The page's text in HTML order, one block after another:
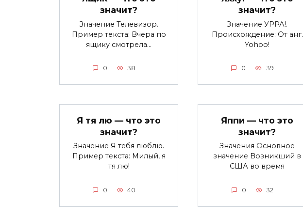
значит?
Значение Телевизор.
Пример текста: Вчера по
ящику смотрела…
0 38
значит?
Значение УРРА!.
Происхождение: От анг.
Yohoo!
0 39
Я тя лю — что это
значит?
Значение Я тебя люблю.
Пример текста: Милый, я
тя лю!
0 40
Яппи — что это
значит?
Значения Основное
значение Возникший в
США во время
0 32